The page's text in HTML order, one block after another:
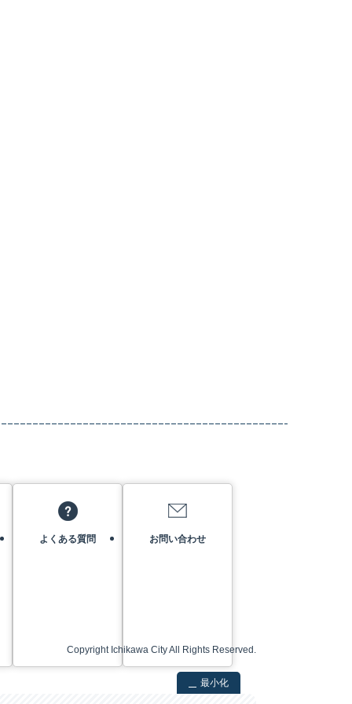
よくある質問 お問い合わせ
Copyright Ichikawa City All Rights Reserved.
最小化